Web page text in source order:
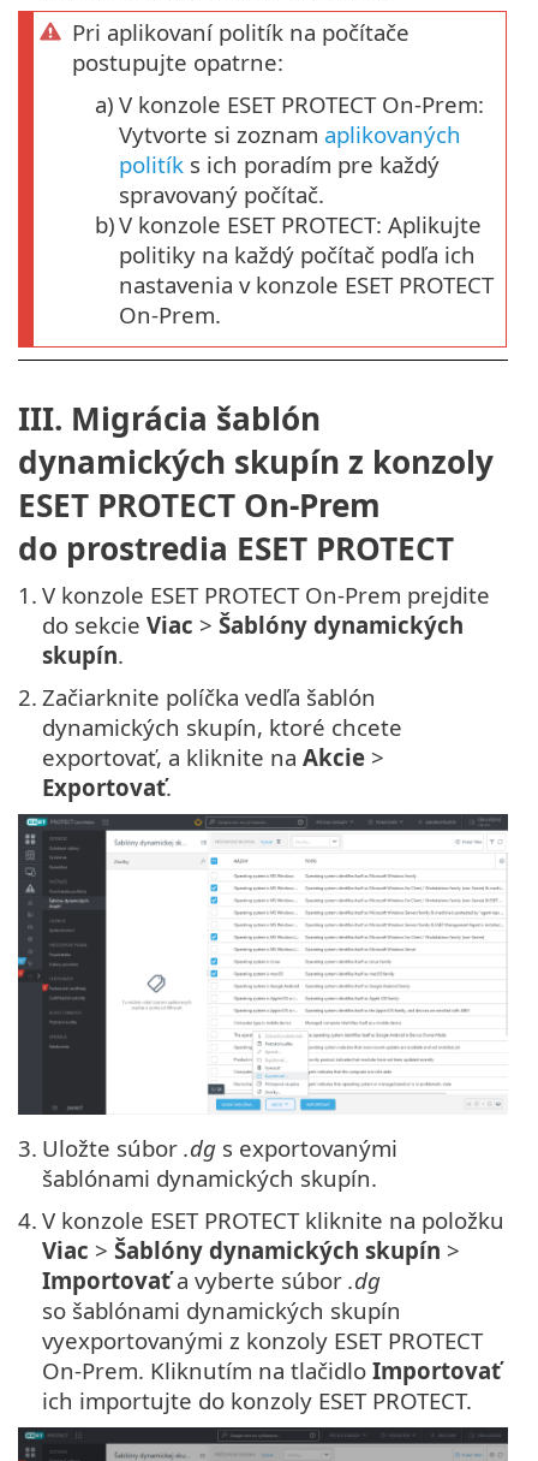
Pri aplikovaní politík na počítače
postupujte opatrne:
a) V konzole ESET PROTECT On-Prem:
Vytvorte si zoznam aplikovaných
politík s ich poradím pre každý
spravovaný počítač.
b)V konzole ESET PROTECT: Aplikujte
politiky na každý počítač podľa ich
nastavenia v konzole ESET PROTECT
On-Prem.
III. Migrácia šablón
dynamických skupín z konzoly
ESET PROTECT On-Prem
do prostredia ESET PROTECT
1. V konzole ESET PROTECT On-Prem prejdite
do sekcie Viac > Šablóny dynamických
skupín.
2. Začiarknite políčka vedľa šablón
dynamických skupín, ktoré chcete
exportovať, a kliknite na Akcie >
Exportovať.
3. Uložte súbor .dg s exportovanými
šablónami dynamických skupín.
4. V konzole ESET PROTECT kliknite na položku
Viac > Šablóny dynamických skupín >
Importovaťa vyberte súbor .dg
so šablónami dynamických skupín
vyexportovanými z konzoly ESET PROTECT
On-Prem. Kliknutím na tlačidlo Importovať
ich importujte do konzoly ESET PROTECT.